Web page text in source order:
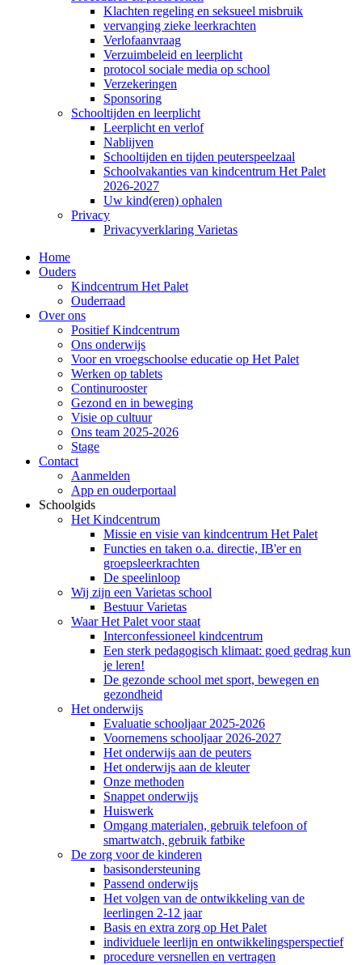
Klachten regeling en seksueel misbruik
vervanging zieke leerkrachten
Verlofaanvraag
Verzuimbeleid en leerplicht
protocol sociale media op school
Verzekeringen
Sponsoring
Schooltijden en leerplicht
Leerplicht en verlof
Nablijven
Schooltijden en tijden peuterspeelzaal
Schoolvakanties van kindcentrum Het Palet
2026-2027
Uw kind(eren) ophalen
Privacy
Privacyverklaring Varietas
Home
Ouders
Kindcentrum Het Palet
Ouderraad
Over ons
Positief Kindcentrum
Ons onderwijs
Voor en vroegschoolse educatie op Het Palet
Werken op tablets
Continurooster
Gezond en in beweging
Visie op cultuur
Ons team 2025-2026
Stage
Contact
Aanmelden
App en ouderportaal
Schoolgids
Het Kindcentrum
Missie en visie van kindcentrum Het Palet
Functies en taken o.a. directie, IB'er en
groepsleerkrachten
De speelinloop
Wij zijn een Varietas school
Bestuur Varietas
Waar Het Palet voor staat
Interconfessioneel kindcentrum
Een sterk pedagogisch klimaat: goed gedrag kun
je leren!
De gezonde school met sport, bewegen en
gezondheid
Het onderwijs
Evaluatie schooljaar 2025-2026
Voornemens schooljaar 2026-2027
Het onderwijs aan de peuters
Het onderwijs aan de kleuter
Onze methoden
Snappet onderwijs
Huiswerk
Omgang materialen, gebruik telefoon of
smartwatch, gebruik fatbike
De zorg voor de kinderen
basisondersteuning
Passend onderwijs
Het volgen van de ontwikkeling van de
leerlingen 2-12 jaar
Basis en extra zorg op Het Palet
individuele leerlijn en ontwikkelingsperspectief
procedure versnellen en vertragen